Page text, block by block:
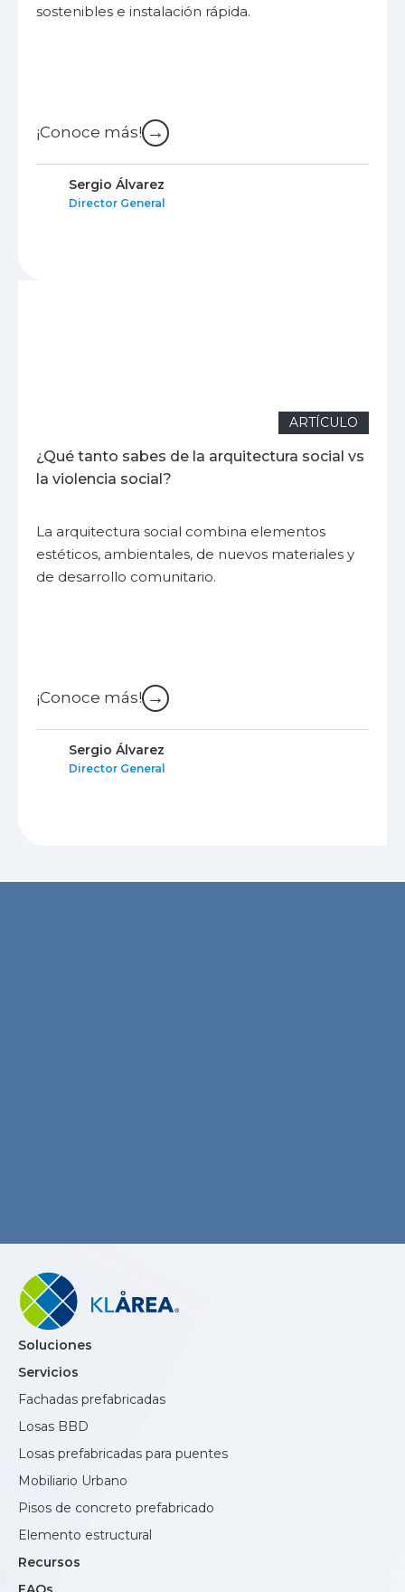
sostenibles e instalación rápida.
¡Conoce más! →
Sergio Álvarez
Director General
ARTÍCULO
¿Qué tanto sabes de la arquitectura social vs
la violencia social?
La arquitectura social combina elementos
estéticos, ambientales, de nuevos materiales y
de desarrollo comunitario.
¡Conoce más! →
Sergio Álvarez
Director General
Soluciones
Servicios
Fachadas prefabricadas
Losas BBD
Losas prefabricadas para puentes
Mobiliario Urbano
Pisos de concreto prefabricado
Elemento estructural
Recursos